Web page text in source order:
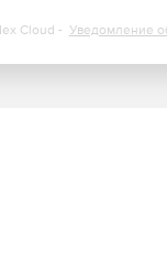
отчетов
Cloud - Уведомление